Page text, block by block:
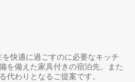
快適に過ごすのに必要なキッチ
を備えた家具付きの宿泊先。また
代わりとなるご提案です。